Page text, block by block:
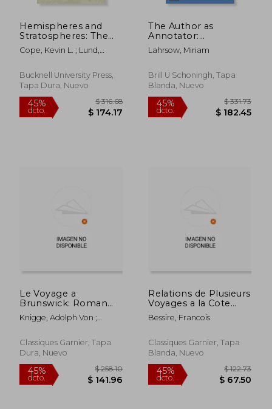
45% 45%
45%
dcto.
45%
dcto.
Hemispheres and
Stratospheres: The
Idea and Experience
of Distance in the
Enlightenment (en
Inglés)
Cope, Kevin L. ; Lund,
William
Bucknell University Press,
Tapa Dura, Nuevo
The Author as
Annotator:
Ambiguities of Self-
Annotation in Pope
Lahrsow, Miriam
Brill U Schoningh, Tapa
Blanda, Nuevo
Le Voyage a
Brunswick: Roman
Comique (en Francés)
Knigge, Adolph Von ;
Montandon, Alain
Classiques Garnier, Tapa
Dura, Nuevo
Relations de Plusieurs
Voyages a la Cote
d'Afrique, a Maroc, Au
Senegal, a Goree, a
Journaux de M.
Saugnier (en Francés)
Bessire, Francois
Classiques Garnier, Tapa
Blanda, Nuevo